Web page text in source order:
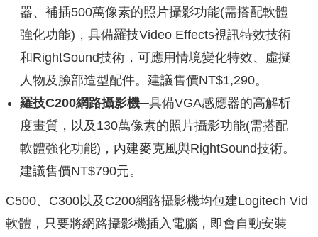
器、補插500萬像素的照片攝影功能(需搭配軟體
強化功能)，具備羅技Video Effects視訊特效技術
和RightSound技術，可應用情境變化特效、虛擬
人物及臉部造型配件。建議售價NT$1,290。
羅技C200網路攝影機─具備VGA感應器的高解析
度畫質，以及130萬像素的照片攝影功能(需搭配
軟體強化功能)，內建麥克風與RightSound技術。
建議售價NT$790元。
C500、C300以及C200網路攝影機均包建Logitech Vid
軟體，只要將網路攝影機插入電腦，即會自動安裝